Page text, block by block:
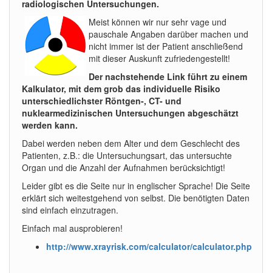
radiologischen Untersuchungen.
Meist können wir nur sehr vage und
pauschale Angaben darüber machen und
nicht immer ist der Patient anschließend
mit dieser Auskunft zufriedengestellt!
Der nachstehende Link führt zu einem
Kalkulator, mit dem grob das individuelle Risiko
unterschiedlichster Röntgen-, CT- und
nuklearmedizinischen Untersuchungen abgeschätzt
werden kann.
Dabei werden neben dem Alter und dem Geschlecht des
Patienten, z.B.: die Untersuchungsart, das untersuchte
Organ und die Anzahl der Aufnahmen berücksichtigt!
Leider gibt es die Seite nur in englischer Sprache! Die Seite
erklärt sich weitestgehend von selbst. Die benötigten Daten
sind einfach einzutragen.
Einfach mal ausprobieren!
http://www.xrayrisk.com/calculator/calculator.php